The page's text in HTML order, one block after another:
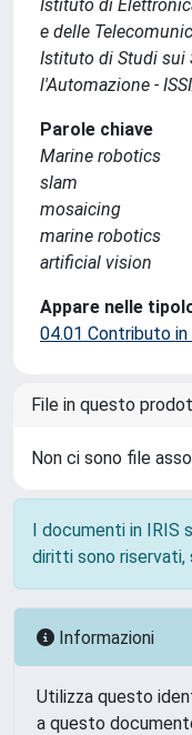
Istituto di
e delle
Istituto di Studi sui
l'Automazione -
Parole chiave
Marine robotics
slam
mosaicing
marine robotics
artificial vision
Appare nelle
04.01 Contributo
File in questo
Non ci sono file
I documenti in
diritti sono riservati,
Informazioni
Utilizza questo
a questo